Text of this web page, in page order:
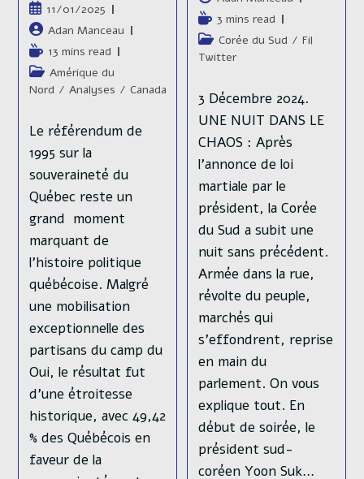
Publication
publiée :
11/01/2025
Auteur/autrice
de
la
publication :
Adan Manceau
Temps
de
lecture :
13 mins read
Post
category:
Amérique du
Nord / Analyses / Canada
Le référendum de
1995 sur la
souveraineté du
Québec reste un
grand moment
marquant de
l'histoire politique
québécoise. Malgré
une mobilisation
exceptionnelle des
partisans du camp du
Oui, le résultat fut
d'une étroitesse
historique, avec 49,42
% des Québécois en
faveur de la
de
la
publication :
Temps
de
lecture :
3 mins read
Post
category:
Corée du Sud / Fil
Twitter
3 Décembre 2024.
UNE NUIT DANS LE
CHAOS : Après
l’annonce de loi
martiale par le
président, la Corée
du Sud a subit une
nuit sans précédent.
Armée dans la rue,
révolte du peuple,
marchés qui
s’effondrent, reprise
en main du
parlement. On vous
explique tout. En
début de soirée, le
président sud-
coréen Yoon Suk…